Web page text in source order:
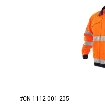
#CN-1112-001-205